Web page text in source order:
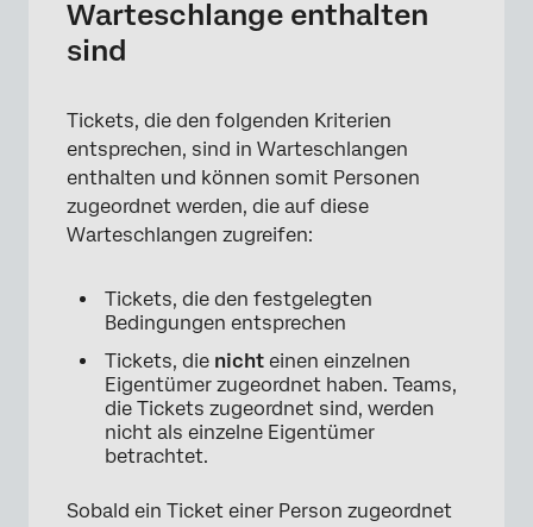
Warteschlange enthalten
sind
Tickets, die den folgenden Kriterien
entsprechen, sind in Warteschlangen
enthalten und können somit Personen
zugeordnet werden, die auf diese
Warteschlangen zugreifen:
Tickets, die den festgelegten
Bedingungen entsprechen
Tickets, die nicht einen einzelnen
Eigentümer zugeordnet haben. Teams,
die Tickets zugeordnet sind, werden
nicht als einzelne Eigentümer
betrachtet.
Sobald ein Ticket einer Person zugeordnet